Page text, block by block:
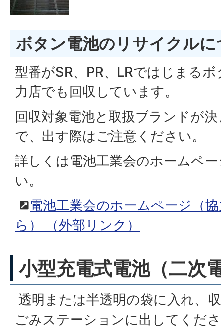
ボタン電池のリサイクル
型番がSR、PR、LRではじまる
力店でも回収しています。
回収対象電池と取扱ブランドが
で、出す際はご注意ください。
詳しくは電池工業会のホームペ
い。
電池工業会のホームページ（
ら）
（外部リンク）
小型充電式電池（二次
透明または半透明の袋に入れ、
ごみステーションに出してくだ